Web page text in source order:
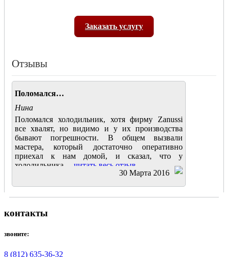
Заказать услугу
Отзывы
Поломался…
Нина
Поломался холодильник, хотя фирму Zanussi
все хвалят, но видимо и у их производства
бывают погрешности. В общем вызвали
мастера, который достаточно оперативно
приехал к нам домой, и сказал, что у
холодильника.... читать весь отзыв
30 Марта 2016
контакты
звоните:
8 (812) 635-36-32